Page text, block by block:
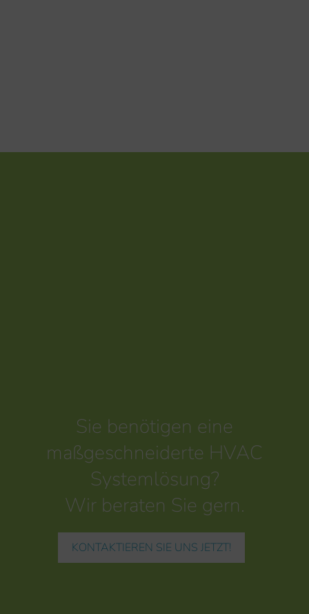
Sie benötigen eine
maßgeschneiderte HVAC
Systemlösung?
Wir beraten Sie gern.
KONTAKTIEREN SIE UNS JETZT!